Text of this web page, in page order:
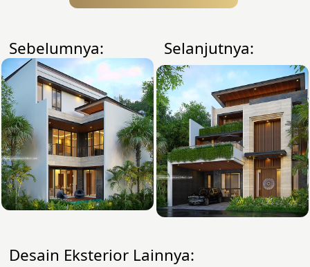
Sebelumnya: Selanjutnya:
Desain Eksterior Lainnya: